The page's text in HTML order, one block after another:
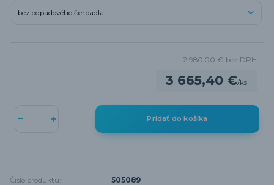
3 665,40 €/ks
2 980,00 € bez DPH
Pridať do košíka
Číslo produktu:
505089